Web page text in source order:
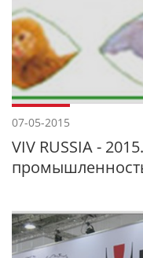
07-05-2015
VIV RUSSIA -